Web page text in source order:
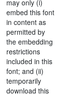
may only (i)
embed this font
in content as
permitted by
the embedding
restrictions
included in this
font; and (ii)
temporarily
download this